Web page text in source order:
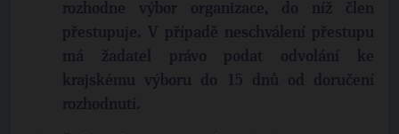
rozhodne výbor organizace, do níž člen
přestupuje. V případě neschválení přestupu
má žadatel právo podat odvolání ke
krajskému výboru do 15 dnů od doručení
rozhodnutí.